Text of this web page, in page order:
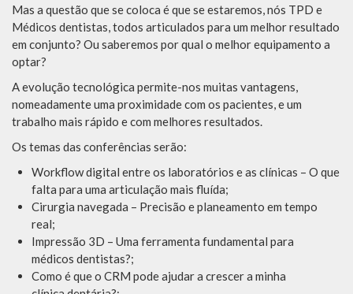
Mas a questão que se coloca é que se estaremos, nós TPD e
Médicos dentistas, todos articulados para um melhor resultado
em conjunto? Ou saberemos por qual o melhor equipamento a
optar?
A evolução tecnológica permite-nos muitas vantagens,
nomeadamente uma proximidade com os pacientes, e um
trabalho mais rápido e com melhores resultados.
Os temas das conferências serão:
Workflowdigital entre os laboratórios e as clínicas – O que
falta para uma articulação mais fluída;
Cirurgia navegada – Precisão e planeamento em tempo
real;
Impressão 3D – Uma ferramenta fundamental para
médicos dentistas?;
Como é que o CRM pode ajudar a crescer a minha